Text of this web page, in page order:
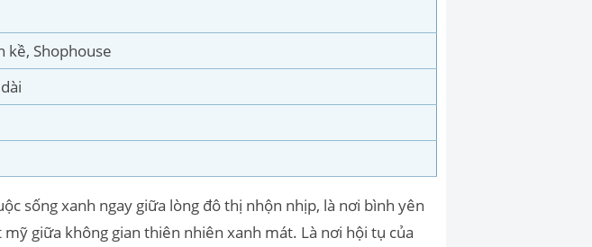
kề, Shophouse
sống xanh ngay giữa lòng đô thị nhộn nhịp, là nơi bình yên
giữa không gian thiên nhiên xanh mát. Là nơi hội tụ của